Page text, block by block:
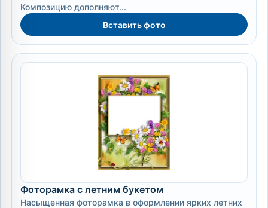
Композицию дополняют...
Вставить фото
Фоторамка с летним букетом
Насыщенная фоторамка в оформлении ярких летних